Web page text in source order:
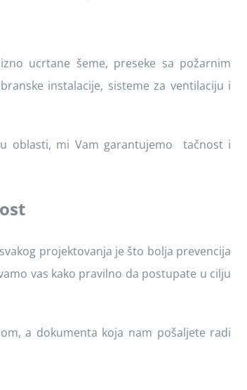
ucrtane šeme, preseke sa požarnim
instalacije, sisteme za ventilaciju i
oblasti, mi Vam garantujemo tačnost i
projektovanja je što bolja prevencija
vas kako pravilno da postupate u cilju
a dokumenta koja nam pošaljete radi